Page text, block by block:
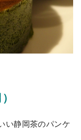
い静岡茶のパンケ